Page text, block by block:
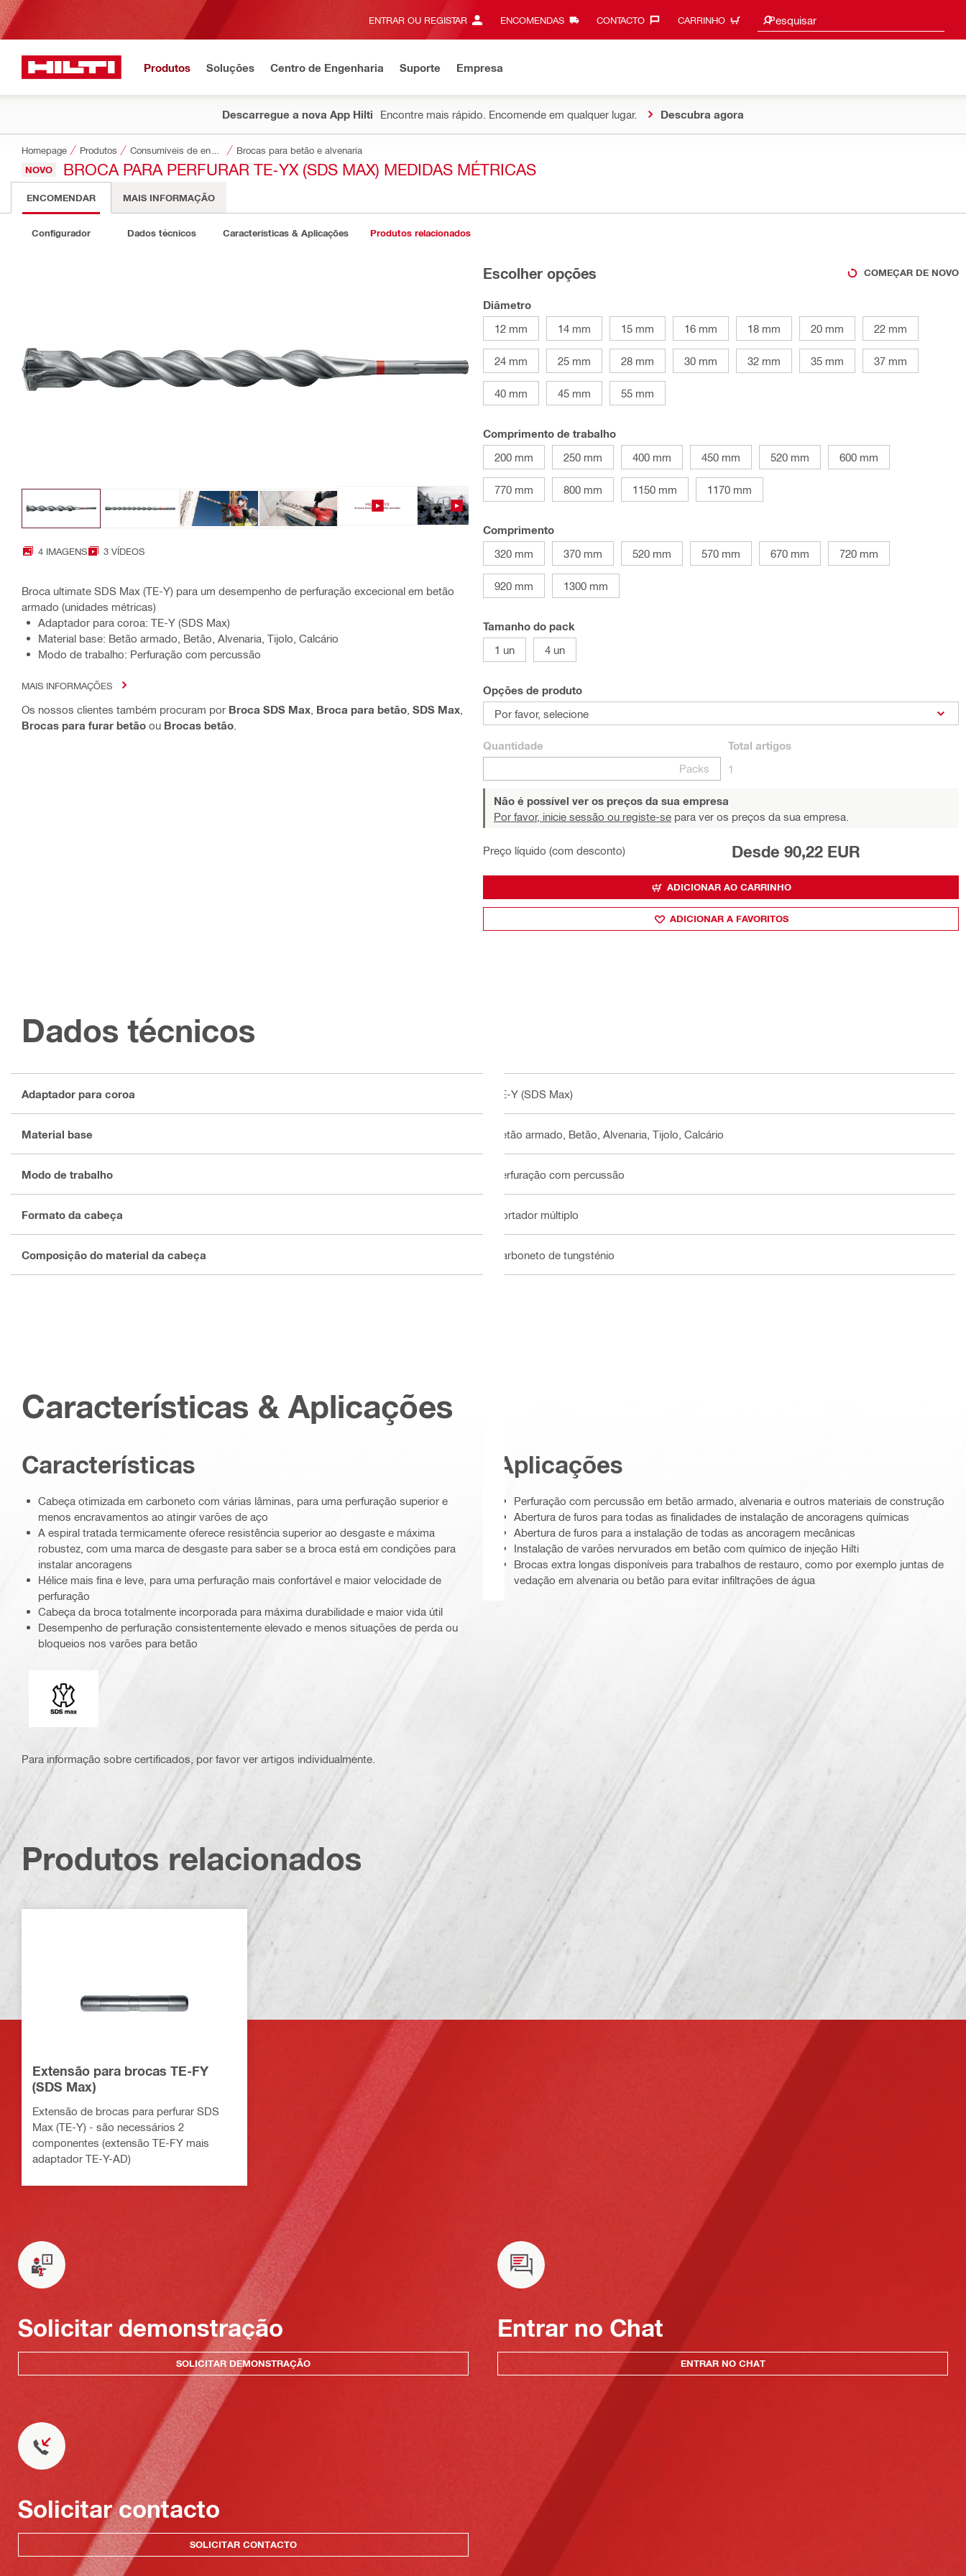
ENTRAR OU REGISTAR ENCOMENDAS CONTACTO‎ CARRINHO Pesquisar
Procurar sugestões
Produtos Soluções Centro de Engenharia Suporte Empresa
Descarregue a nova App Hilti Encontre mais rápido. Encomende em qualquer lugar. Descubra agora
Homepage Produtos Brocas para betão e alvenaria
NOVO BROCA PARA PERFURAR TE-YX (SDS MAX) MEDIDAS MÉTRICAS
ENCOMENDAR MAIS INFORMAÇÃO
Configurador Dados técnicos Características & Aplicações Produtos relacionados
4 IMAGENS 3 VÍDEOS
Broca ultimate SDS Max (TE-Y) para um desempenho de perfuração excecional em betão
armado (unidades métricas)
Adaptador para coroa: TE-Y (SDS Max)
Material base: Betão armado, Betão, Alvenaria, Tijolo, Calcário
Modo de trabalho: Perfuração com percussão
MAIS INFORMAÇÕES
Os nossos clientes também procuram por Broca SDS Max Broca para betão SDS Max
Brocas para furar betão ou Brocas betão
Escolher opções COMEÇAR DE NOVO
Diâmetro
12 mm
14 mm 15 mm 16 mm 18 mm 20 mm 22 mm
24 mm 25 mm 28 mm 30 mm 32 mm 35 mm 37 mm
40 mm 45 mm 55 mm
Comprimento de trabalho
200 mm
250 mm 400 mm 450 mm 520 mm 600 mm
770 mm 800 mm 1150 mm 1170 mm
Comprimento
320 mm
370 mm 520 mm 570 mm 670 mm 720 mm
920 mm 1300 mm
Tamanho do pack
1 un
4 un
Opções de produto
Por favor, selecione
Quantidade
Packs
Total artigos
1
Não é possível ver os preços da sua empresa
Por favor, inicie sessão ou registe-se para ver os preços da sua empresa.
Preço líquido (com desconto) Desde 90,22 EUR
ADICIONAR AO CARRINHO
ADICIONAR A FAVORITOS
Dados técnicos
Adaptador para coroa TE-Y (SDS Max)
Material base Betão armado, Betão, Alvenaria, Tijolo, Calcário
Modo de trabalho Perfuração com percussão
Formato da cabeça Cortador múltiplo
Composição do material da cabeça Carboneto de tungsténio
Características & Aplicações
Características
Cabeça otimizada em carboneto com várias lâminas, para uma perfuração superior e
menos encravamentos ao atingir varões de aço
A espiral tratada termicamente oferece resistência superior ao desgaste e máxima
robustez, com uma marca de desgaste para saber se a broca está em condições para
instalar ancoragens
Hélice mais fina e leve, para uma perfuração mais confortável e maior velocidade de
perfuração
Cabeça da broca totalmente incorporada para máxima durabilidade e maior vida útil
Desempenho de perfuração consistentemente elevado e menos situações de perda ou
bloqueios nos varões para betão
Adaptador para coroa
Aplicações
Perfuração com percussão em betão armado, alvenaria e outros materiais de construção
Abertura de furos para todas as finalidades de instalação de ancoragens químicas
Abertura de furos para a instalação de todas as ancoragem mecânicas
Instalação de varões nervurados em betão com químico de injeção Hilti
Brocas extra longas disponíveis para trabalhos de restauro, como por exemplo juntas de
vedação em alvenaria ou betão para evitar infiltrações de água
Para informação sobre certificados, por favor ver artigos individualmente.
Produtos relacionados
Extensão para brocas TE-FY
(SDS Max)
Extensão de brocas para perfurar SDS
Max (TE-Y) - são necessários 2
componentes (extensão TE-FY mais
adaptador TE-Y-AD)
Solicitar demonstração
SOLICITAR DEMONSTRAÇÃO
Entrar no Chat
ENTRAR NO CHAT
Solicitar contacto
SOLICITAR CONTACTO